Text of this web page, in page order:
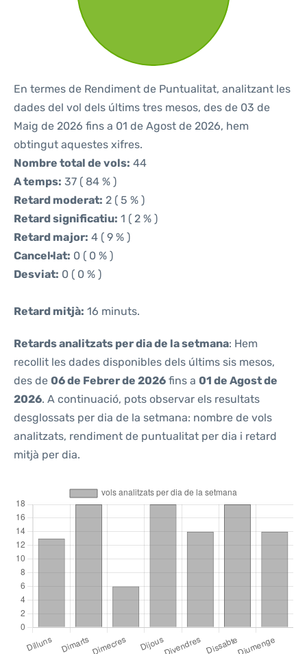
En termes de Rendiment de Puntualitat, analitzant les
dades del vol dels últims tres mesos, des de 03 de
Maig de 2026 fins a 01 de Agost de 2026, hem
obtingut aquestes xifres.
Nombre total de vols: 44
A temps: 37 ( 84 % )
Retard moderat: 2 ( 5 % )
Retard significatiu: 1 ( 2 % )
Retard major: 4 ( 9 % )
Cancel·lat: 0 ( 0 % )
Desviat: 0 ( 0 % )
Retard mitjà: 16 minuts.
Retards analitzats per dia de la setmana: Hem
recollit les dades disponibles dels últims sis mesos,
des de 06 de Febrer de 2026 fins a 01 de Agost de
2026. A continuació, pots observar els resultats
desglossats per dia de la setmana: nombre de vols
analitzats, rendiment de puntualitat per dia i retard
mitjà per dia.